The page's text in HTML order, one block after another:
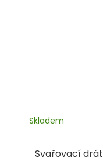
Svařovací drát
Skladem